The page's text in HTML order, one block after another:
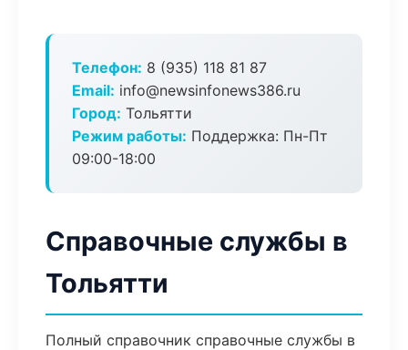
Телефон: 8 (935) 118 81 87
Email: info@newsinfonews386.ru
Город: Тольятти
Режим работы: Поддержка: Пн-Пт
09:00-18:00
Справочные службы в
Тольятти
Полный справочник справочные службы в